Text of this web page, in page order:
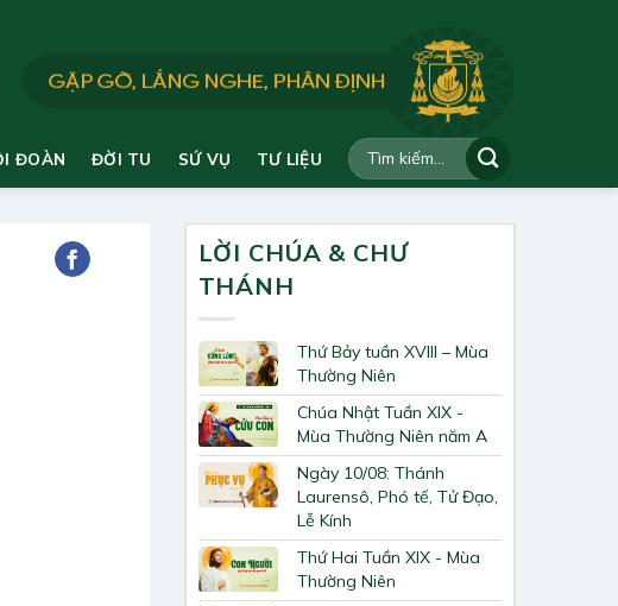
ĐOÀN ĐỜI TU SỨ VỤ TƯ LIỆU
LỜI CHÚA & CHƯ
THÁNH
Thứ Bảy tuần XVIII – Mùa
Thường Niên
Chúa Nhật Tuần XIX -
Mùa Thường Niên năm A
Ngày 10/08: Thánh
Laurensô, Phó tế, Tử Đạo,
Lễ Kính
Thứ Hai Tuần XIX - Mùa
Thường Niên